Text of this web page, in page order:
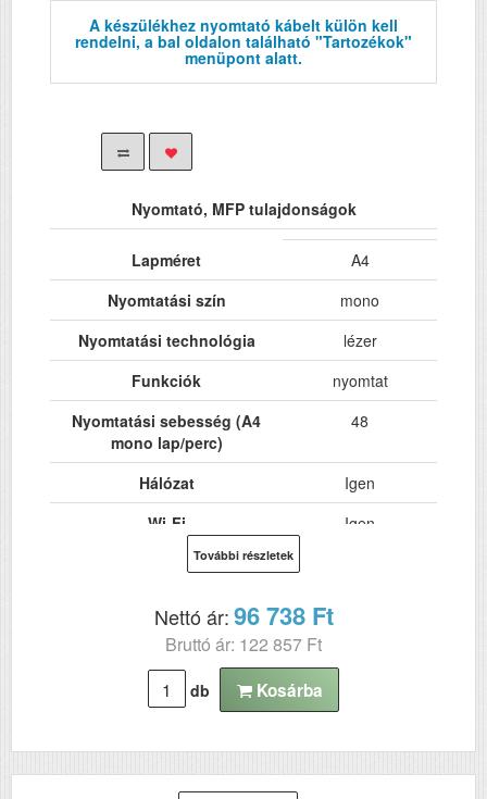
A készülékhez nyomtató kábelt külön kell
rendelni, a bal oldalon található "Tartozékok"
menüpont alatt.
Nyomtató, MFP tulajdonságok
Lapméret
A4
Nyomtatási szín
mono
Nyomtatási technológia
lézer
Funkciók
nyomtat
Nyomtatási sebesség (A4
mono lap/perc)
48
Hálózat
Igen
Wi-Fi
Igen
nyomtatás
ADF (automatikus
lapolvasó)
kétoldalas lapolvasás)
RAM (MB)
További részletek
Nettó ár:96 738 Ft
Bruttó ár: 122 857 Ft
db Kosárba